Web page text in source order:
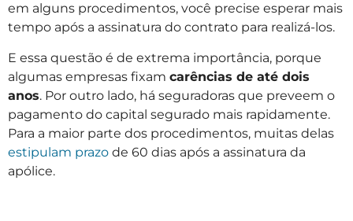
em alguns procedimentos, você precise esperar mais
tempo após a assinatura do contrato para realizá-los.
E essa questão é de extrema importância, porque
algumas empresas fixam carências de até dois
anos. Por outro lado, há seguradoras que preveem o
pagamento do capital segurado mais rapidamente.
Para a maior parte dos procedimentos, muitas delas
estipulam prazo de 60 dias após a assinatura da
apólice.